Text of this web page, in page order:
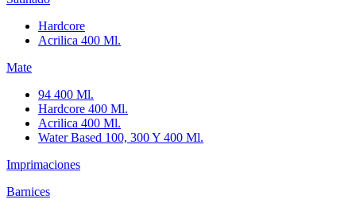
Hardcore
Acrilica 400 Ml.
Mate
94 400 Ml.
Hardcore 400 Ml.
Acrilica 400 Ml.
Water Based 100, 300 Y 400 Ml.
Imprimaciones
Barnices